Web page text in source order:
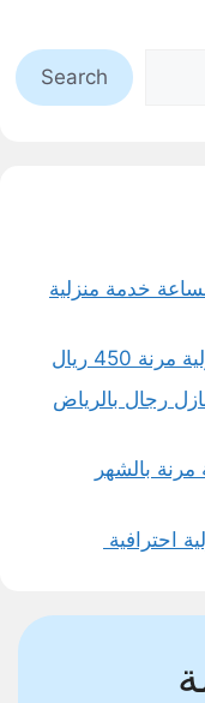
Search
خدمة منزلية
450 ريال
رجال بالرياض
بالشهر